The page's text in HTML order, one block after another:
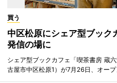
買う
中区松原にシェア型ブッ
発信の場に
シェア型ブックカフェ「喫茶書房 蔵
古屋市中区松原1）が7月26日、オープ